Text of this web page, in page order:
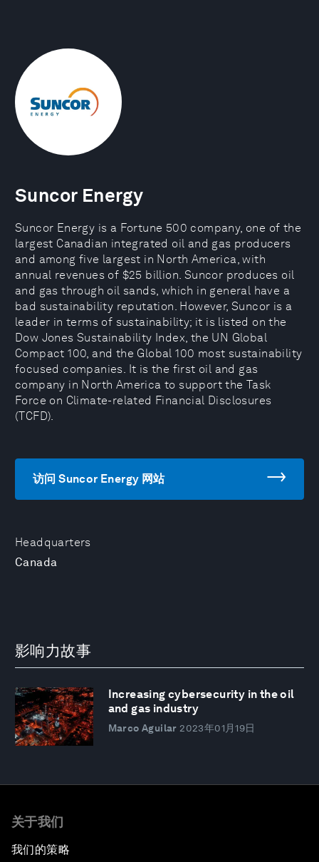
Headquarters
Canada
Suncor Energy
Suncor Energy is a Fortune 500 company, one of the
largest Canadian integrated oil and gas producers
and among five largest in North America, with
annual revenues of $25 billion. Suncor produces oil
and gas through oil sands, which in general have a
bad sustainability reputation. However, Suncor is a
leader in terms of sustainability; it is listed on the
Dow Jones Sustainability Index, the UN Global
Compact 100, and the Global 100 most sustainability
focused companies. It is the first oil and gas
company in North America to support the Task
Force on Climate-related Financial Disclosures
(TCFD).
访问 Suncor Energy 网站
影响力故事
Increasing cybersecurity in the oil
and gas industry
Marco Aguilar 2023年01月19日
关于我们
我们的策略